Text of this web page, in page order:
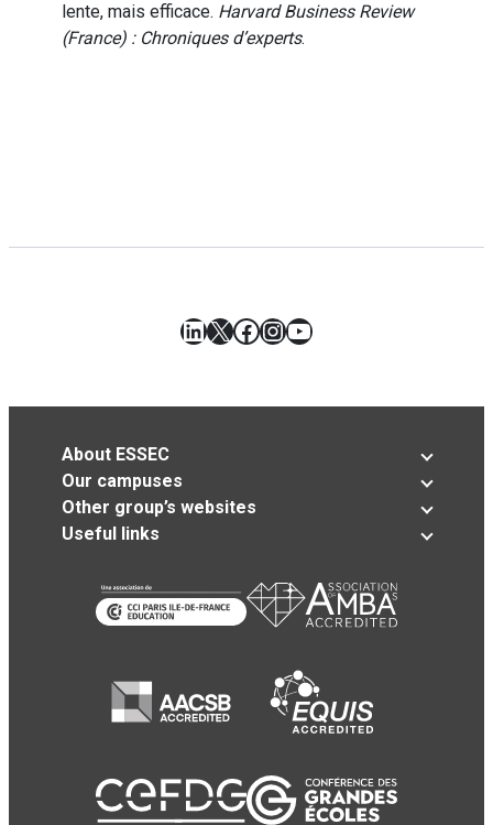
lente, mais efficace. Harvard Business Review
(France) : Chroniques d’experts.
LinkedIn
X Facebook
Instagram
YouTube
About ESSEC
Our campuses
Other group’s websites
Useful links